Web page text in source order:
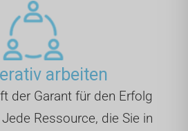
arbeiten
der Garant für den Erfolg
Ressource, die Sie in